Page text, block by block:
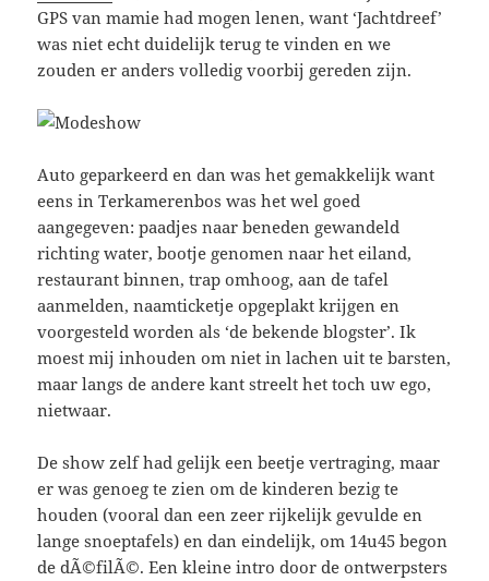
GPS van mamie had mogen lenen, want ‘Jachtdreef’
was niet echt duidelijk terug te vinden en we
zouden er anders volledig voorbij gereden zijn.
Auto geparkeerd en dan was het gemakkelijk want
eens in Terkamerenbos was het wel goed
aangegeven: paadjes naar beneden gewandeld
richting water, bootje genomen naar het eiland,
restaurant binnen, trap omhoog, aan de tafel
aanmelden, naamticketje opgeplakt krijgen en
voorgesteld worden als ‘de bekende blogster’. Ik
moest mij inhouden om niet in lachen uit te barsten,
maar langs de andere kant streelt het toch uw ego,
nietwaar.
De show zelf had gelijk een beetje vertraging, maar
er was genoeg te zien om de kinderen bezig te
houden (vooral dan een zeer rijkelijk gevulde en
lange snoeptafels) en dan eindelijk, om 14u45 begon
de dÃ©filÃ©. Een kleine intro door de ontwerpsters